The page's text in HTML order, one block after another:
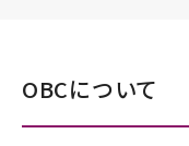
OBCについて